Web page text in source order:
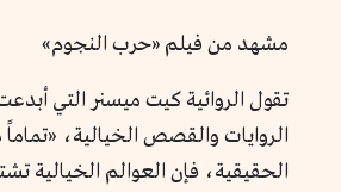
مشهد من فيلم «حرب النجوم»
تقول الروائية كيت ميسنر التي
الروايات والقصص الخيالية، «تماماً
الحقيقية، فإن العوالم الخيالية